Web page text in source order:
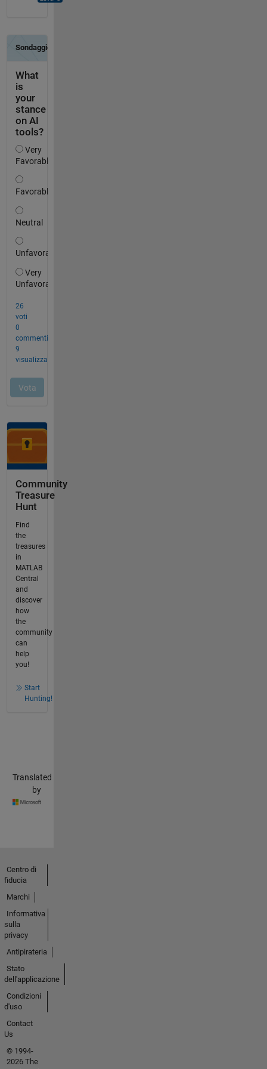
Community
Treasure
Hunt
Find
the
treasures
in
MATLAB
Central
and
discover
how
the
community
can
help
you!
Start
Hunting!
Translated
by
Centro di
fiducia
Marchi
Informativa
sulla
privacy
Antipirateria
Stato
dell'applicazione
Condizioni
d'uso
Contact
Us
© 1994-
2026 The